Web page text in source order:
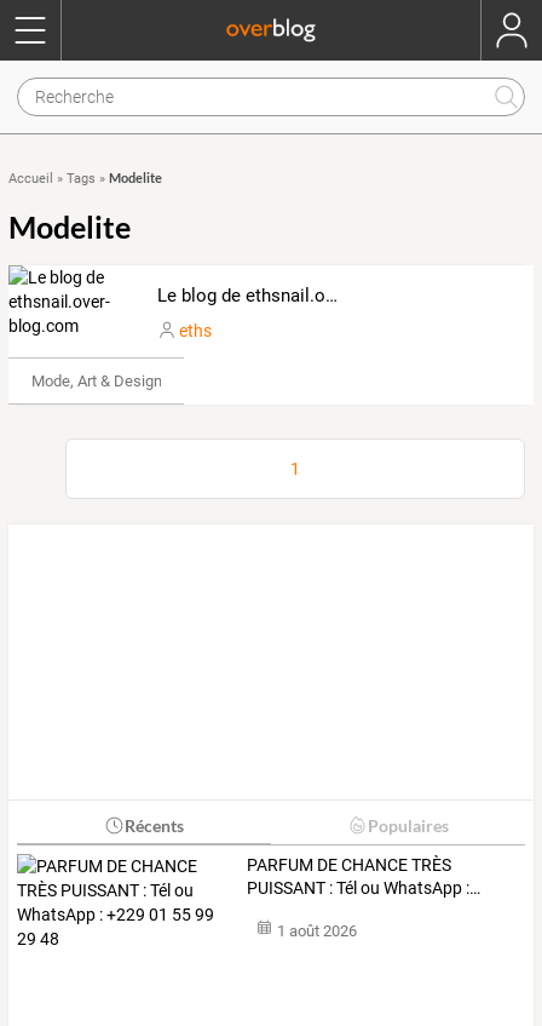
Accueil » Tags » Modelite
Modelite
Le blog de ethsnail.over-blog.com
eths
Mode, Art & Design
1
Récents Populaires
PARFUM DECHANCETRÈS
PUISSANT :Tél ou WhatsApp :…
1 août 2026